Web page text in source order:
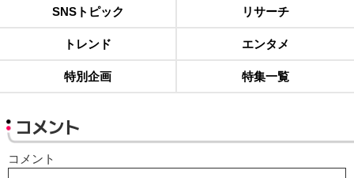
SNSトピック リサーチ
トレンド エンタメ
特別企画 特集一覧
コメント
コメント